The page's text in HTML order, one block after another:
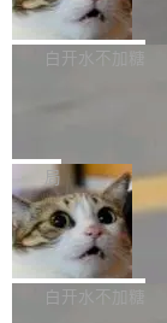
Z Flip8三款折叠屏
部搭载骁龙8 Elite
眼的位置：「
mits」——软件是
是把这段空隙补上
aDB 捕获 commit
根据风险投资人
析）披露的最新分
微软同期总资本开
bet、微软以及
ceXAI的资金消耗速
撑庞大支出的资金
貌。数据显示，微
白开水不加糖
一个在终端里运行
1.2，驱动这个
你可以用 curl -
sh | bash 安装一个
代码、验证结果的
局
美团开源
准 AI 能力认知
机器出题的前提，
构建流程可以分为
白开水不加糖